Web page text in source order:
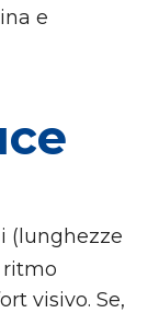
e
(lunghezze
ritmo
visivo. Se,